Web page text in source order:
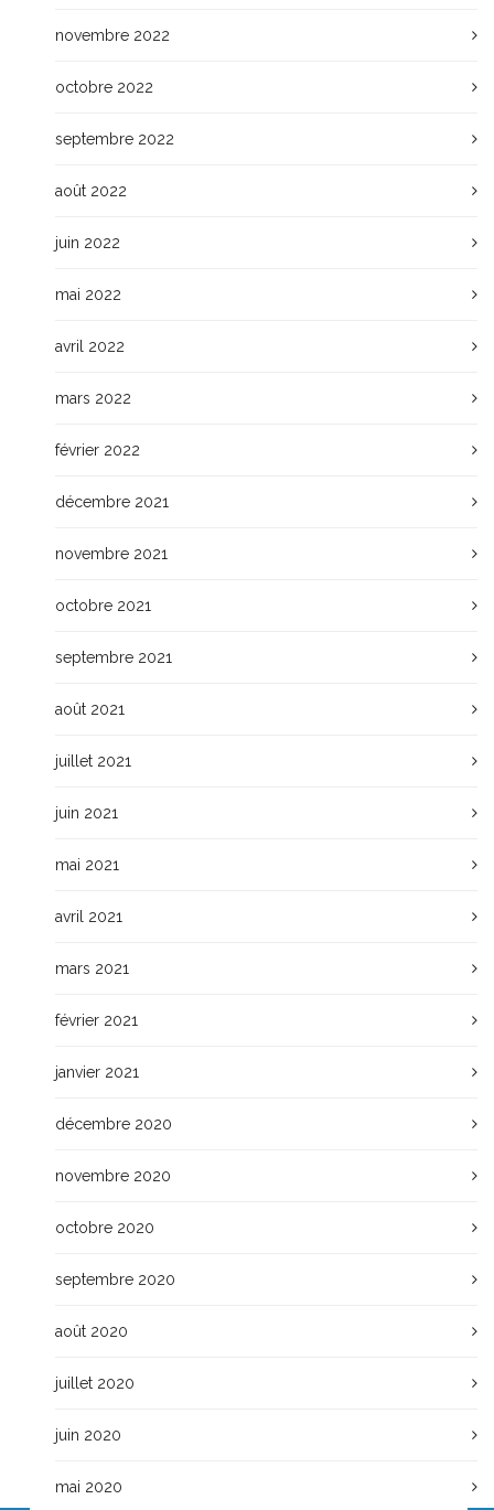
novembre 2022
octobre 2022
septembre 2022
août 2022
juin 2022
mai 2022
avril 2022
mars 2022
février 2022
décembre 2021
novembre 2021
octobre 2021
septembre 2021
août 2021
juillet 2021
juin 2021
mai 2021
avril 2021
mars 2021
février 2021
janvier 2021
décembre 2020
novembre 2020
octobre 2020
septembre 2020
août 2020
juillet 2020
juin 2020
mai 2020